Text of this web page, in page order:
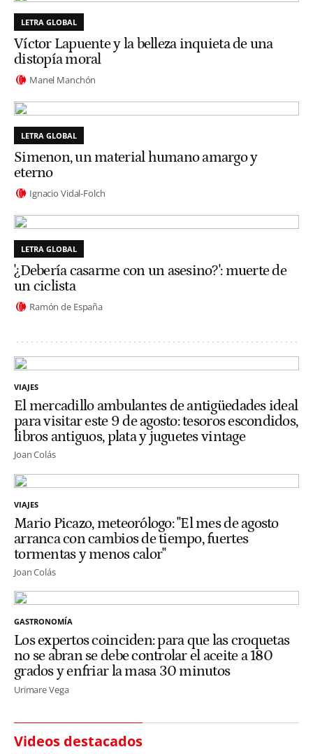
LETRA GLOBAL
Víctor Lapuente y la belleza inquieta de una
distopía moral
Manel Manchón
LETRA GLOBAL
Simenon, un material humano amargo y
eterno
Ignacio Vidal-Folch
LETRA GLOBAL
'¿Debería casarme con un asesino?': muerte de
un ciclista
Ramón de España
VIAJES
El mercadillo ambulantes de antigüedades ideal
para visitar este 9 de agosto: tesoros escondidos,
libros antiguos, plata y juguetes vintage
Joan Colás
VIAJES
Mario Picazo, meteorólogo: "El mes de agosto
arranca con cambios de tiempo, fuertes
tormentas y menos calor"
Joan Colás
GASTRONOMÍA
Los expertos coinciden: para que las croquetas
no se abran se debe controlar el aceite a 180
grados y enfriar la masa 30 minutos
Urimare Vega
Videos destacados